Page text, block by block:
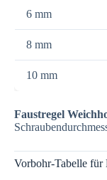
6 mm
8 mm
10 mm
Faustregel
Vorbohr-Tabelle für